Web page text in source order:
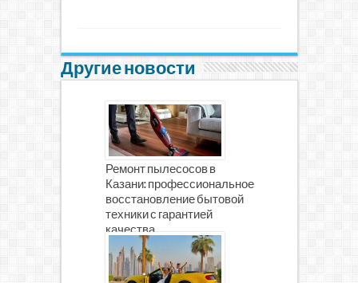
Другие новости
Ремонт пылесосов в
Казани: профессиональное
восстановление бытовой
техники с гарантией
качества